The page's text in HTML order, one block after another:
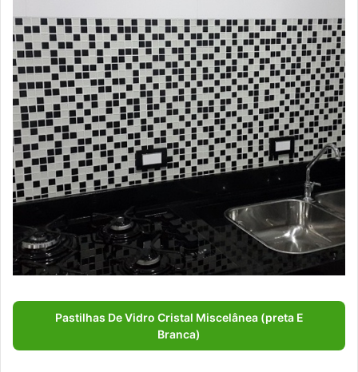
Pastilhas De Vidro Cristal Miscelânea (preta E
Branca)